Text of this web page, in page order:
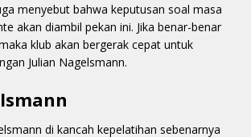
menyebut bahwa keputusan soal masa
akan diambil pekan ini. Jika benar-benar
klub akan bergerak cepat untuk
Julian Nagelsmann.
di kancah kepelatihan sebenarnya